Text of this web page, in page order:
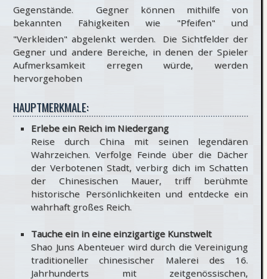
Gegenstände.
Gegner können mithilfe von
bekannten Fähigkeiten wie "Pfeifen" und
"Verkleiden" abgelenkt werden.
Die Sichtfelder der
Gegner und andere Bereiche, in denen der Spieler
Aufmerksamkeit erregen würde, werden
hervorgehoben
HAUPTMERKMALE:
Erlebe ein Reich im Niedergang
Reise durch China mit seinen legendären
Wahrzeichen. Verfolge Feinde über die Dächer
der Verbotenen Stadt, verbirg dich im Schatten
der Chinesischen Mauer, triff berühmte
historische Persönlichkeiten und entdecke ein
wahrhaft großes Reich.
Tauche ein in eine einzigartige Kunstwelt
Shao Juns Abenteuer wird durch die Vereinigung
traditioneller chinesischer Malerei des 16.
Jahrhunderts mit zeitgenössischen,